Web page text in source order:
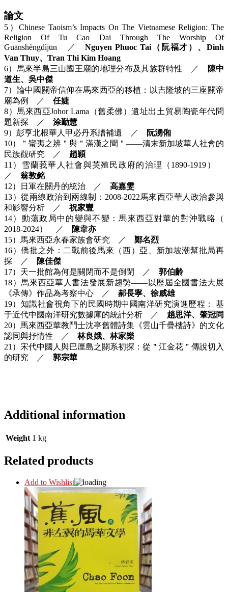
論文
5）Chinese Taoism’s Impacts On The Vietnamese Religion: The
Religion Of Tu Cao Dai Through The Worship Of
Guānshèngdìjūn ／Nguyen Phuoc Tai（阮福才）、Dinh
Van Thuy、Tran Thi Kim Hoang
6）馬來半島三山國王廟的地理分布及其族群特性 ／
陳中
道生、吳中傑
7）論中國關帝信仰在馬來西亞的移植：以吉隆坡的三座關帝
廟為例 ／ 任婕
8）馬來西亞Johor Lama（舊柔佛）遺址出土貿易陶瓷年代問
題新探 ／ 涂勤慧
9）彭亨北根華人甲必丹系譜補遺 ／
阮湧俰
10）＂蠻夷之辨＂與＂滿漢之間＂——清末新加坡華人社會的
民族觀研究 ／ 趙穎
11）雪蘭莪華人社會與英殖民政府的治理（1890-1919）
／ 翁敦銘
12）日軍在關丹的統治 ／ 高嘉雯
13）從兩線政治到兩線制：2008-2022馬來西亞華人政治參與
和影響分析 ／祝家豐
14）動蕩政局中的變與不變：馬來西亞對華的對沖戰略（
2018-2024） ／
陳韋亦
15）馬來西亞永春家族會研究 ／ 鄭名烈
16）僑批之外：二戰前後馬來（西）亞、新加坡潮幫批局再
探 ／
陳佳傑
17）天一批館為何是關閉而不是倒閉 ／ 郭伯齡
18）馬來西亞華人書法發展新趨勢——以歷屆全國書法大展
《承傳》作品為考察中心 ／ 郝長寧、徐威雄
19）知識社會視角下的民國時期中國南洋研究演進歷程： 基
于近代中國南洋研究數據庫的統計分析 ／ 趙思洋、肇冠同
20）馬來西亞華教鬥士沈亭舊體詩集《雲山千疊樓詩》的文化
認同與抒情性 ／林良娥、林家樂
21）宋代中國人與巴厘島之關系初探：從＂江金花＂傳說切入
的研究 ／ 郭宗華
Additional information
Weight 1 kg
Related products
Add to Wishlist